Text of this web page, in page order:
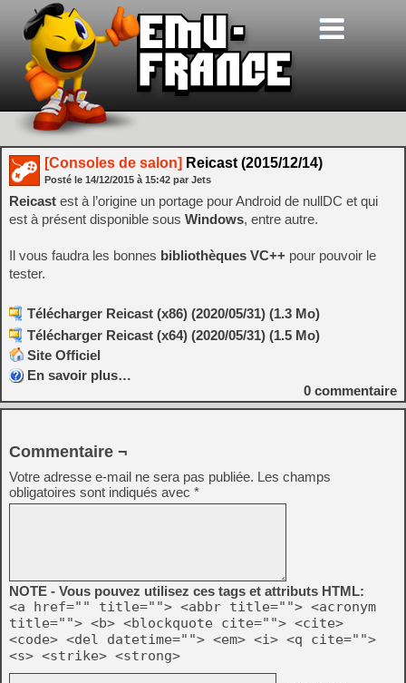
[Consoles de salon] Reicast (2015/12/14)
Posté le 14/12/2015 à 15:42 par Jets
Reicast est à l’origine un portage pour Android de nullDC et qui
est à présent disponible sous Windows, entre autre.
Il vous faudra les bonnes bibliothèques VC++ pour pouvoir le
tester.
Télécharger Reicast (x86) (2020/05/31) (1.3 Mo)
Télécharger Reicast (x64) (2020/05/31) (1.5 Mo)
Site Officiel
En savoir plus…
0 commentaire
Commentaire ¬
Votre adresse e-mail ne sera pas publiée. Les champs
obligatoires sont indiqués avec *
NOTE - Vous pouvez utilisez ces tags et attributs HTML:
<a href="" title=""> <abbr title=""> <acronym
title=""> <b> <blockquote cite=""> <cite>
<code> <del datetime=""> <em> <i> <q cite="">
<s> <strike> <strong>